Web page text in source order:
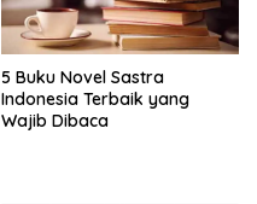
5 Buku Novel Sastra
Indonesia Terbaik yang
Wajib Dibaca